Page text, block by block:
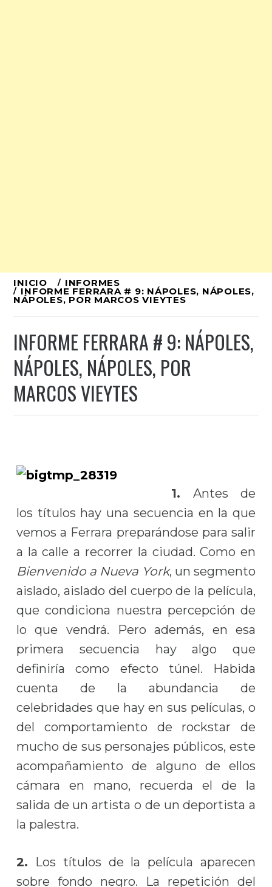
Ir
al
INICIO INFORMES
INFORME FERRARA # 9: NÁPOLES, NÁPOLES,
NÁPOLES, POR MARCOS VIEYTES
INFORME FERRARA # 9: NÁPOLES,
NÁPOLES, NÁPOLES, POR
MARCOS VIEYTES
1. Antes de
los títulos hay una secuencia en la que
vemos a Ferrara preparándose para salir
a la calle a recorrer la ciudad. Como en
Bienvenido a Nueva York, un segmento
aislado, aislado del cuerpo de la película,
que condiciona nuestra percepción de
lo que vendrá. Pero además, en esa
primera secuencia hay algo que
definiría como efecto túnel. Habida
cuenta de la abundancia de
celebridades que hay en sus películas, o
del comportamiento de rockstar de
mucho de sus personajes públicos, este
acompañamiento de alguno de ellos
cámara en mano, recuerda el de la
salida de un artista o de un deportista a
la palestra.
2. Los títulos de la película aparecen
sobre fondo negro. La repetición del